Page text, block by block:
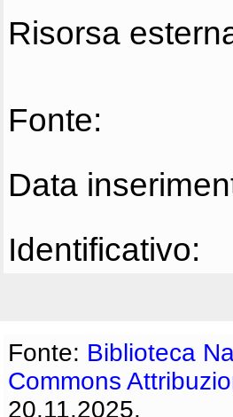
Risorsa
Fonte:
Data
Identificativo:
Fonte: Biblioteca
Commons
20.11.2025.